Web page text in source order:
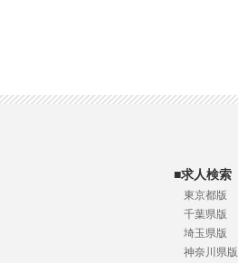
■求人検索
東京都版
千葉県版
埼玉県版
神奈川県版